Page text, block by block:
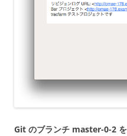
Git のブランチ master-0-2